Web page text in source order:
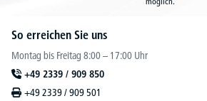
So erreichen Sie uns
Montag bis Freitag 8:00 – 17:00 Uhr
+49 2339 / 909 850
+49 2339 / 909 501